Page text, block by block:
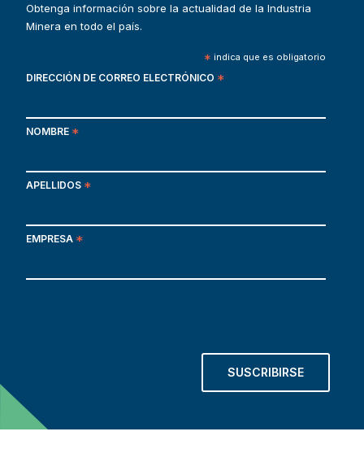
Obtenga información sobre la actualidad de la Industria
Minera en todo el país.
* indica que es obligatorio
DIRECCIÓN DE CORREO ELECTRÓNICO *
NOMBRE *
APELLIDOS *
EMPRESA *